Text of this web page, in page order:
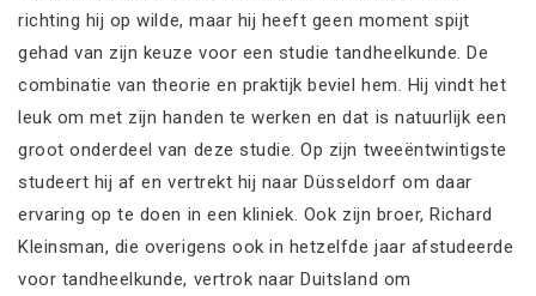
richting hij op wilde, maar hij heeft geen moment spijt
gehad van zijn keuze voor een studie tandheelkunde. De
combinatie van theorie en praktijk beviel hem. Hij vindt het
leuk om met zijn handen te werken en dat is natuurlijk een
groot onderdeel van deze studie. Op zijn tweeëntwintigste
studeert hij af en vertrekt hij naar Düsseldorf om daar
ervaring op te doen in een kliniek. Ook zijn broer, Richard
Kleinsman, die overigens ook in hetzelfde jaar afstudeerde
voor tandheelkunde, vertrok naar Duitsland om